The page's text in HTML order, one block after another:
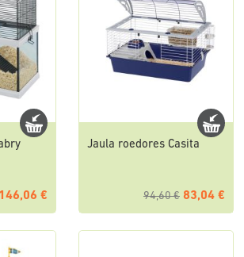
146,06 €
Jaula roedores Casita
94,60 € 83,04 €